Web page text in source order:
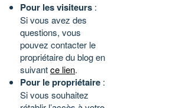
Pour les visiteurs :
Si vous avez des
questions, vous
pouvez contacter le
propriétaire du blog en
suivantce lien.
Pour le propriétaire :
Si vous souhaitez